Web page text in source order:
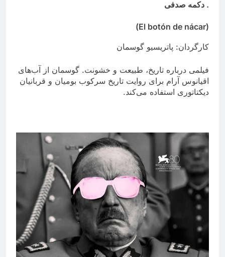
. دکمه صدفی
(El botón de nácar)
کارگردان: پاتریسیو گوسمان
فیلمی درباره تاریخ، طبیعت و خشونت. گوسمان از آب‌های
اقیانوس آرام برای روایت تاریخ سرکوب بومیان و قربانیان
دیکتاتوری استفاده می‌کند.